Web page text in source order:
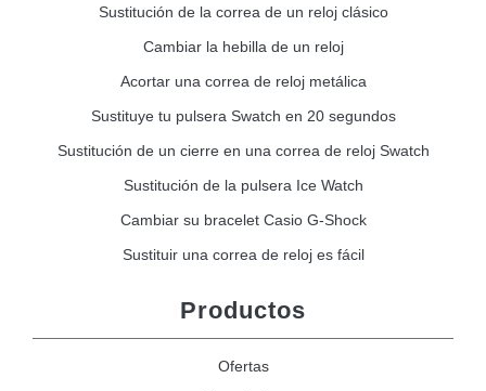
Sustitución de la correa de un reloj clásico
Cambiar la hebilla de un reloj
Acortar una correa de reloj metálica
Sustituye tu pulsera Swatch en 20 segundos
Sustitución de un cierre en una correa de reloj Swatch
Sustitución de la pulsera Ice Watch
Cambiar su bracelet Casio G-Shock
Sustituir una correa de reloj es fácil
Productos
Ofertas